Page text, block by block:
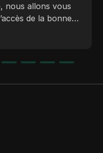
vous
la bonne
outils
gros.